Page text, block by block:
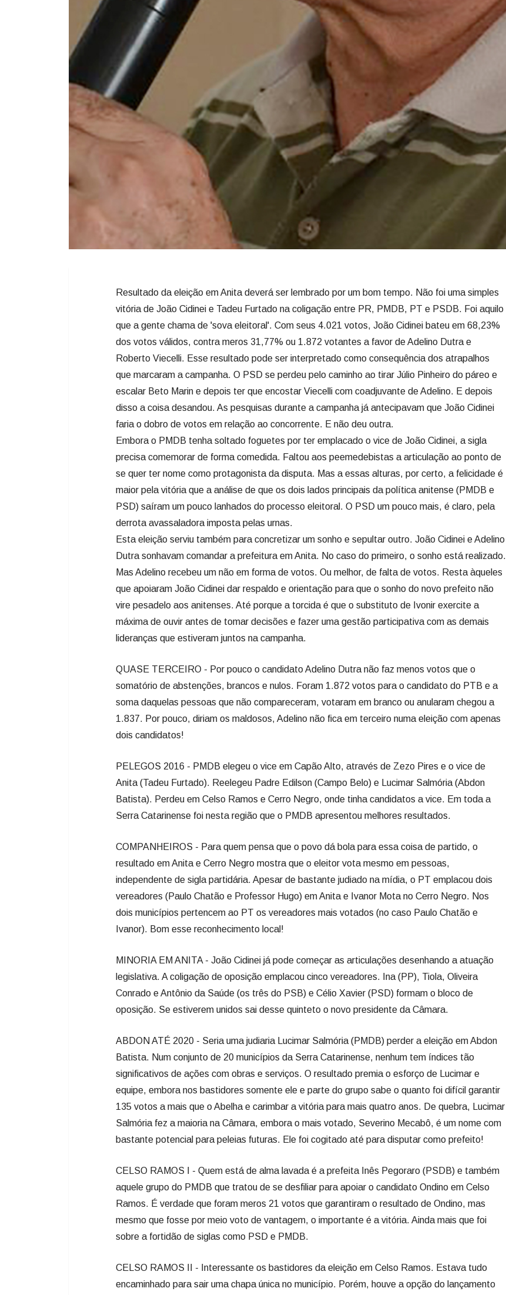
Resultado da eleição em Anita deverá ser lembrado por um bom tempo. Não foi uma simples
vitória de João Cidinei e Tadeu Furtado na coligação entre PR, PMDB, PT e PSDB. Foi aquilo
que a gente chama de 'sova eleitoral'. Com seus 4.021 votos, João Cidinei bateu em 68,23%
dos votos válidos, contra meros 31,77% ou 1.872 votantes a favor de Adelino Dutra e
Roberto Viecelli. Esse resultado pode ser interpretado como consequência dos atrapalhos
que marcaram a campanha. O PSD se perdeu pelo caminho ao tirar Júlio Pinheiro do páreo e
escalar Beto Marin e depois ter que encostar Viecelli com coadjuvante de Adelino. E depois
disso a coisa desandou. As pesquisas durante a campanha já antecipavam que João Cidinei
faria o dobro de votos em relação ao concorrente. E não deu outra.
Embora o PMDB tenha soltado foguetes por ter emplacado o vice de João Cidinei, a sigla
precisa comemorar de forma comedida. Faltou aos peemedebistas a articulação ao ponto de
se quer ter nome como protagonista da disputa. Mas a essas alturas, por certo, a felicidade é
maior pela vitória que a análise de que os dois lados principais da política anitense (PMDB e
PSD) saíram um pouco lanhados do processo eleitoral. O PSD um pouco mais, é claro, pela
derrota avassaladora imposta pelas urnas.
Esta eleição serviu também para concretizar um sonho e sepultar outro. João Cidinei e Adelino
Dutra sonhavam comandar a prefeitura em Anita. No caso do primeiro, o sonho está realizado.
Mas Adelino recebeu um não em forma de votos. Ou melhor, de falta de votos. Resta àqueles
que apoiaram João Cidinei dar respaldo e orientação para que o sonho do novo prefeito não
vire pesadelo aos anitenses. Até porque a torcida é que o substituto de Ivonir exercite a
máxima de ouvir antes de tomar decisões e fazer uma gestão participativa com as demais
lideranças que estiveram juntos na campanha.
QUASE TERCEIRO - Por pouco o candidato Adelino Dutra não faz menos votos que o
somatório de abstenções, brancos e nulos. Foram 1.872 votos para o candidato do PTB e a
soma daquelas pessoas que não compareceram, votaram em branco ou anularam chegou a
1.837. Por pouco, diriam os maldosos, Adelino não fica em terceiro numa eleição com apenas
dois candidatos!
PELEGOS 2016 - PMDB elegeu o vice em Capão Alto, através de Zezo Pires e o vice de
Anita (Tadeu Furtado). Reelegeu Padre Edilson (Campo Belo) e Lucimar Salmória (Abdon
Batista). Perdeu em Celso Ramos e Cerro Negro, onde tinha candidatos a vice. Em toda a
Serra Catarinense foi nesta região que o PMDB apresentou melhores resultados.
COMPANHEIROS - Para quem pensa que o povo dá bola para essa coisa de partido, o
resultado em Anita e Cerro Negro mostra que o eleitor vota mesmo em pessoas,
independente de sigla partidária. Apesar de bastante judiado na mídia, o PT emplacou dois
vereadores (Paulo Chatão e Professor Hugo) em Anita e Ivanor Mota no Cerro Negro. Nos
dois municípios pertencem ao PT os vereadores mais votados (no caso Paulo Chatão e
Ivanor). Bom esse reconhecimento local!
MINORIA EM ANITA - João Cidinei já pode começar as articulações desenhando a atuação
legislativa. A coligação de oposição emplacou cinco vereadores. Ina (PP), Tiola, Oliveira
Conrado e Antônio da Saúde (os três do PSB) e Célio Xavier (PSD) formam o bloco de
oposição. Se estiverem unidos sai desse quinteto o novo presidente da Câmara.
ABDON ATÉ 2020 - Seria uma judiaria Lucimar Salmória (PMDB) perder a eleição em Abdon
Batista. Num conjunto de 20 municípios da Serra Catarinense, nenhum tem índices tão
significativos de ações com obras e serviços. O resultado premia o esforço de Lucimar e
equipe, embora nos bastidores somente ele e parte do grupo sabe o quanto foi difícil garantir
135 votos a mais que o Abelha e carimbar a vitória para mais quatro anos. De quebra, Lucimar
Salmória fez a maioria na Câmara, embora o mais votado, Severino Mecabô, é um nome com
bastante potencial para peleias futuras. Ele foi cogitado até para disputar como prefeito!
CELSO RAMOS I - Quem está de alma lavada é a prefeita Inês Pegoraro (PSDB) e também
aquele grupo do PMDB que tratou de se desfiliar para apoiar o candidato Ondino em Celso
Ramos. É verdade que foram meros 21 votos que garantiram o resultado de Ondino, mas
mesmo que fosse por meio voto de vantagem, o importante é a vitória. Ainda mais que foi
sobre a fortidão de siglas como PSD e PMDB.
CELSO RAMOS II - Interessante os bastidores da eleição em Celso Ramos. Estava tudo
encaminhado para sair uma chapa única no município. Porém, houve a opção do lançamento